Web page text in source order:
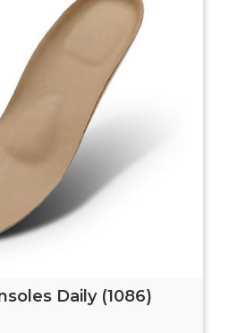
Daily (1086)